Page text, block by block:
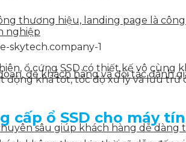
thương hiệu, landing page là
nghiệp
để khách hàng và đối tác đánh
sâu giúp khách hàng dễ
ổ cứng SSD có thiết kế vô cùng
khá tốt, tốc độ xử lý và lưu trữ
cấp ổ SSD cho máy